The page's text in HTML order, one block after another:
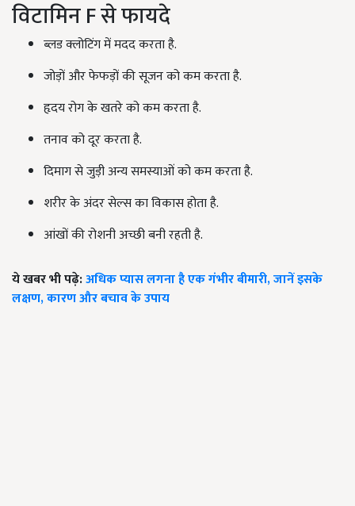
विटामिन F से फायदे
ब्लड क्लोटिंग में मदद करता है.
जोड़ों और फेफड़ों की सूजन को कम करता है.
हृदय रोग के खतरे को कम करता है.
तनाव को दूर करता है.
दिमाग से जुड़ी अन्य समस्याओं को कम करता है.
शरीर के अंदर सेल्स का विकास होता है.
आंखों की रोशनी अच्छी बनी रहती है.
ये खबर भी पढ़े:अधिक प्यास लगना है एक गंभीर बीमारी, जानें इसके
लक्षण, कारण और बचाव के उपाय